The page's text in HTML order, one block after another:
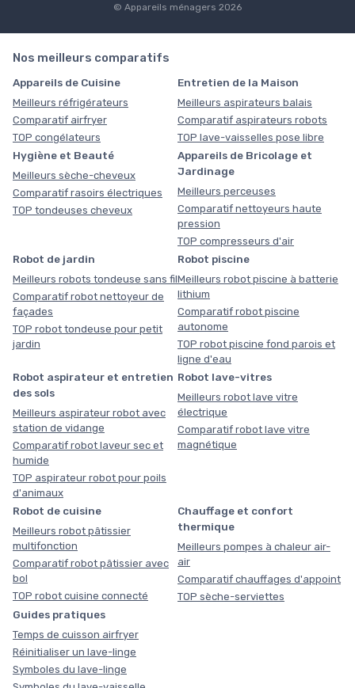
© Appareils ménagers 2026
Nos meilleurs comparatifs
Appareils de Cuisine
Meilleurs réfrigérateurs
Comparatif airfryer
TOP congélateurs
Entretien de la Maison
Meilleurs aspirateurs balais
Comparatif aspirateurs robots
TOP lave-vaisselles pose libre
Hygiène et Beauté
Meilleurs sèche-cheveux
Comparatif rasoirs électriques
TOP tondeuses cheveux
Appareils de Bricolage et
Jardinage
Meilleurs perceuses
Comparatif nettoyeurs haute
pression
TOP compresseurs d'air
Robot de jardin
Meilleurs robots tondeuse sans fil
Comparatif robot nettoyeur de
façades
TOP robot tondeuse pour petit
jardin
Robot piscine
Meilleurs robot piscine à batterie
lithium
Comparatif robot piscine
autonome
TOP robot piscine fond parois et
ligne d'eau
Robot aspirateur et entretien
des sols
Meilleurs aspirateur robot avec
station de vidange
Comparatif robot laveur sec et
humide
TOP aspirateur robot pour poils
d'animaux
Robot lave-vitres
Meilleurs robot lave vitre
électrique
Comparatif robot lave vitre
magnétique
Robot de cuisine
Meilleurs robot pâtissier
multifonction
Comparatif robot pâtissier avec
bol
TOP robot cuisine connecté
Chauffage et confort
thermique
Meilleurs pompes à chaleur air-
air
Comparatif chauffages d'appoint
TOP sèche-serviettes
Guides pratiques
Temps de cuisson airfryer
Réinitialiser un lave-linge
Symboles du lave-linge